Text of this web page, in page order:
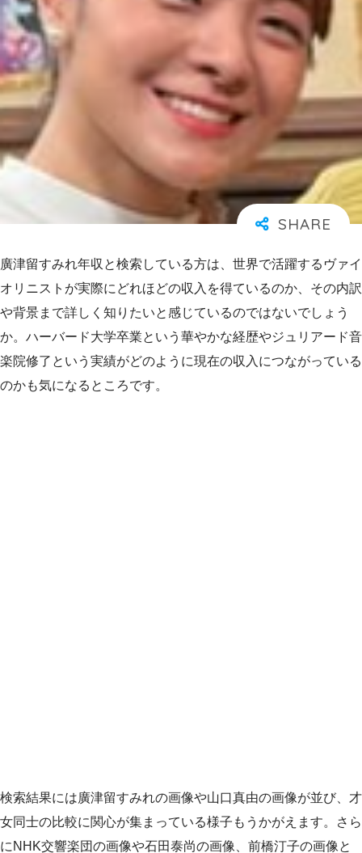
廣津留すみれ年収と検索している方は、世界で活躍するヴァイ
オリニストが実際にどれほどの収入を得ているのか、その内訳
や背景まで詳しく知りたいと感じているのではないでしょう
か。ハーバード大学卒業という華やかな経歴やジュリアード音
楽院修了という実績がどのように現在の収入につながっている
のかも気になるところです。
検索結果には廣津留すみれの画像や山口真由の画像が並び、才
女同士の比較に関心が集まっている様子もうかがえます。さら
にNHK交響楽団の画像や石田泰尚の画像、前橋汀子の画像と